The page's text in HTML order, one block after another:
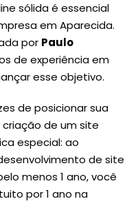
sólida é essencial
em Aparecida.
por Paulo
de experiência em
esse objetivo.
de posicionar sua
de um site
especial: ao
de site
menos 1 ano, você
por 1 ano na